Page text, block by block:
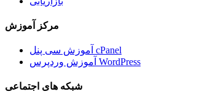
مرکز آموزش
آموزش سی پنل cPanel
آموزش وردپرس WordPress
شبکه های اجتماعی